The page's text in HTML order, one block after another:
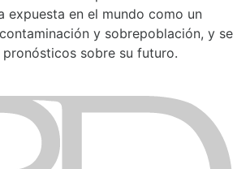
expuesta en el mundo como un
y sobrepoblación, y se
sobre su futuro.